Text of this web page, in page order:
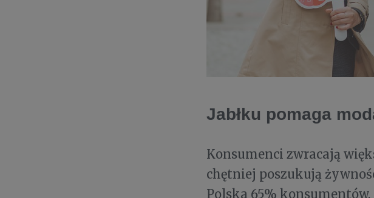
Jabłku pomaga
Konsumenci zwracają
chętniej poszukują
Polska 65%